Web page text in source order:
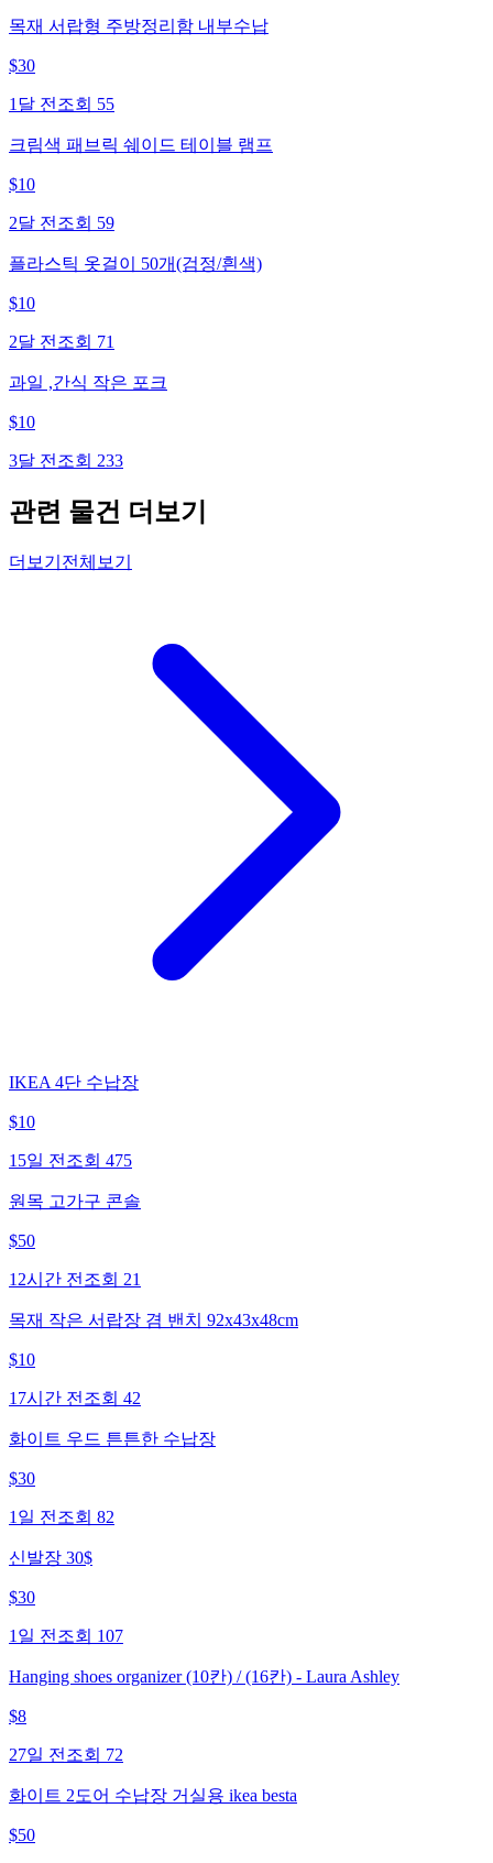
목재 서랍형 주방정리함 내부수납
$30
1달 전 조회 55
크림색 패브릭 쉐이드 테이블 램프
$10
2달 전 조회 59
플라스틱 옷걸이 50개(검정/흰색)
$10
2달 전 조회 71
과일 ,간식 작은 포크
$10
3달 전 조회 233
관련 물건 더보기
더보기 전체보기
IKEA 4단 수납장
$10
15일 전 조회 475
원목 고가구 콘솔
$50
12시간 전 조회 21
목재 작은 서랍장 겸 밴치 92x43x48cm
$10
17시간 전 조회 42
화이트 우드 튼튼한 수납장
$30
1일 전 조회 82
신발장 30$
$30
1일 전 조회 107
Hanging shoes organizer (10칸) / (16칸) - Laura Ashley
$8
27일 전 조회 72
화이트 2도어 수납장 거실용 ikea besta
$50